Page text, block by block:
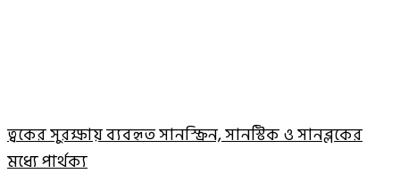
ত্বকের সুরক্ষায় ব্যবহৃত সানস্ক্রিন, সানস্টিক ও সানব্লকের
মধ্যে পার্থক্য